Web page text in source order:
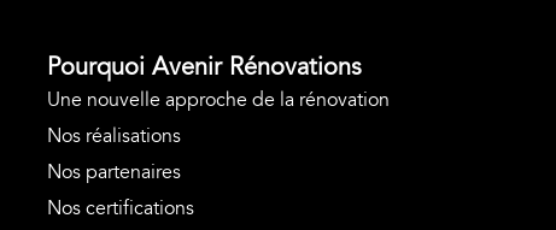
Pourquoi Avenir Rénovations
Une nouvelle approche de la rénovation
Nos réalisations
Nos partenaires
Nos certifications